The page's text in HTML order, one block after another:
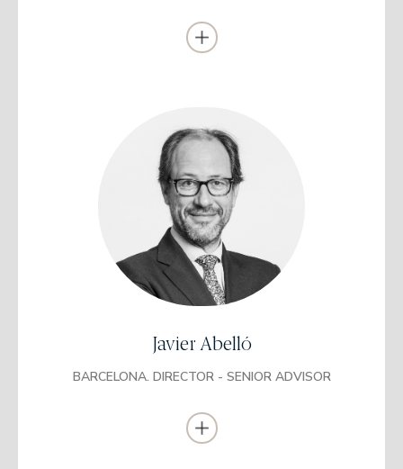
Javier Abelló
BARCELONA. DIRECTOR - SENIOR ADVISOR
Diplomado en Dirección Financiera
Licenciado en Ciencias Económicas y
Empresariales
Universidad Autónoma de Barcelona
Master en Administración de Empresas
Se incorporó a Banque Indosuez como gestor de patrimonios
(1994-1996)
Fue director territorial de Banca Privada en Banco Caixa Geral